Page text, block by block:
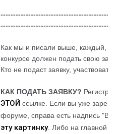
Как мы и писали выше, каждый,
конкурсе должен подать свою
Кто не подаст заявку, участвовать
КАК ПОДАТЬ ЗАЯВКУ?
ЭТОЙ ссылке. Если вы уже
форуме, справа есть надпись
эту картинку. Либо на главной в